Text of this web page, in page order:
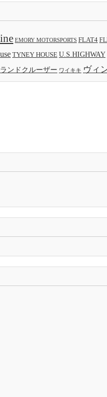
EMORY MOTORSPORTS FLAT4
TYNEY HOUSE U.S.HIGHWAY
ランドクルーザー ワイキキ ヴィ